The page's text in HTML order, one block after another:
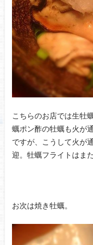
こちらのお店では生牡
蠣ポン酢の牡蠣も火が
ですが、こうして火が
迎。牡蠣フライトはま
お次は焼き牡蠣。